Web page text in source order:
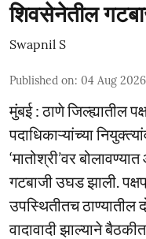
शिवसेनेतील
Swapnil S
Published on: 04 Aug
मुंबई : ठाणे जिल्ह्यातील
पदाधिकाऱ्यांच्या
‘मातोश्री’वर
गटबाजी उघड झाली.
उपस्थितीतच ठाण्यातील
वादावादी झाल्याने